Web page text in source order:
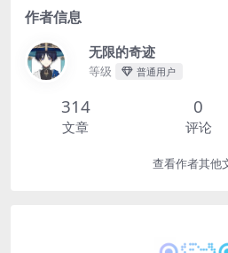
作者信息
无限的奇迹
等级 普通用户
314
文章
0
评论
查看作者其他